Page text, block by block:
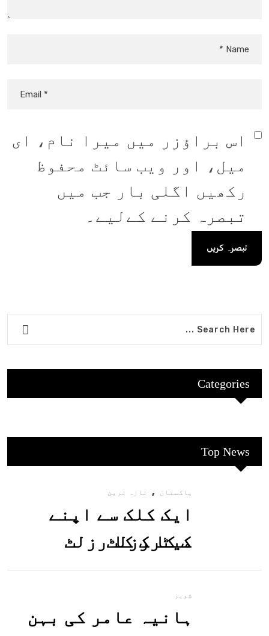
Categories
Top News
پاکستان , تازہ ترین
ایک کلک سے اپنے
میٹرک کا رزلٹ
معلوم کریں
شوبز
ہانیہ عامر کی بہن
اس براؤزر میں میرا نام، ای
میل، اور ویب سائٹ محفوظ
رکھیں اگلی بار جب میں
تبصرہ کرنے کےلیے۔